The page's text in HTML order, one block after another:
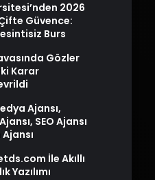
2026
Güvence:
Burs
Gözler
Karar
Ajansı,
SEO Ajansı
İle Akıllı
Yazılımı